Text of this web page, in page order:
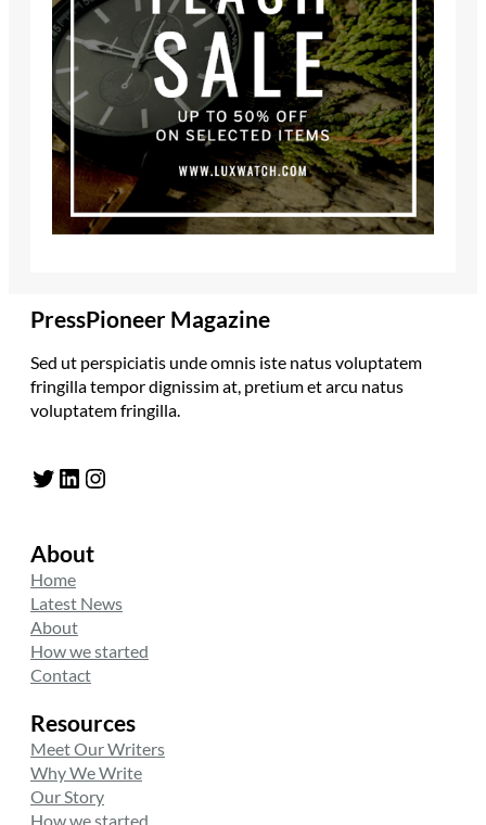
PressPioneer Magazine
Sed ut perspiciatis unde omnis iste natus voluptatem
fringilla tempor dignissim at, pretium et arcu natus
voluptatem fringilla.
Twitter LinkedIn Instagram
About
Home
Latest News
About
How we started
Contact
Resources
Meet Our Writers
Why We Write
Our Story
How we started